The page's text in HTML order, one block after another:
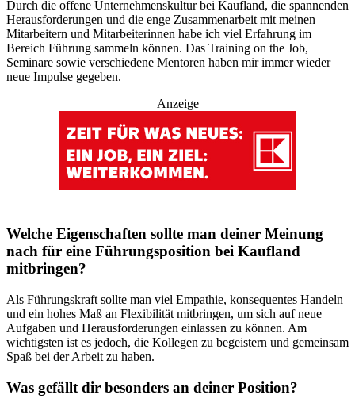
Durch die offene Unternehmenskultur bei Kaufland, die spannenden
Herausforderungen und die enge Zusammenarbeit mit meinen
Mitarbeitern und Mitarbeiterinnen habe ich viel Erfahrung im
Bereich Führung sammeln können. Das Training on the Job,
Seminare sowie verschiedene Mentoren haben mir immer wieder
neue Impulse gegeben.
Anzeige
Welche Eigenschaften sollte man deiner Meinung
nach für eine Führungsposition bei Kaufland
mitbringen?
Als Führungskraft sollte man viel Empathie, konsequentes Handeln
und ein hohes Maß an Flexibilität mitbringen, um sich auf neue
Aufgaben und Herausforderungen einlassen zu können. Am
wichtigsten ist es jedoch, die Kollegen zu begeistern und gemeinsam
Spaß bei der Arbeit zu haben.
Was gefällt dir besonders an deiner Position?